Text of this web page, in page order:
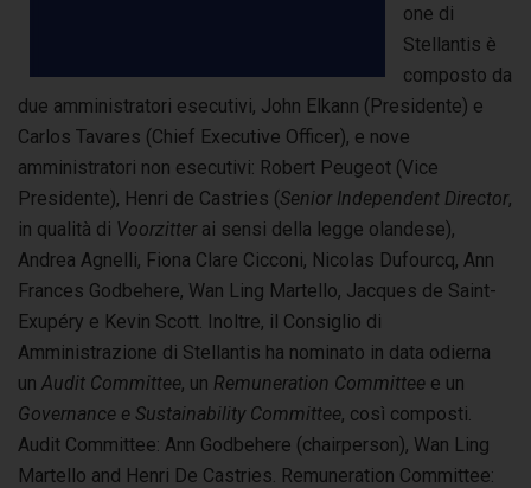
one di
Stellantis è
composto da
due amministratori esecutivi, John Elkann (Presidente) e
Carlos Tavares (Chief Executive Officer), e nove
amministratori non esecutivi: Robert Peugeot (Vice
Presidente), Henri de Castries (Senior Independent Director,
in qualità di Voorzitterai sensi della legge olandese),
Andrea Agnelli, Fiona Clare Cicconi, Nicolas Dufourcq, Ann
Frances Godbehere, Wan Ling Martello, Jacques de Saint-
Exupéry e Kevin Scott. Inoltre, il Consiglio di
Amministrazione di Stellantis ha nominato in data odierna
un Audit Committee, un Remuneration Committee e un
Governance e Sustainability Committee, così composti.
Audit Committee: Ann Godbehere (chairperson), Wan Ling
Martello and Henri De Castries. Remuneration Committee: